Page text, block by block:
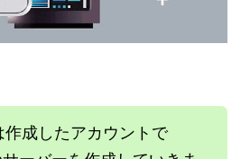
作成したアカウントで